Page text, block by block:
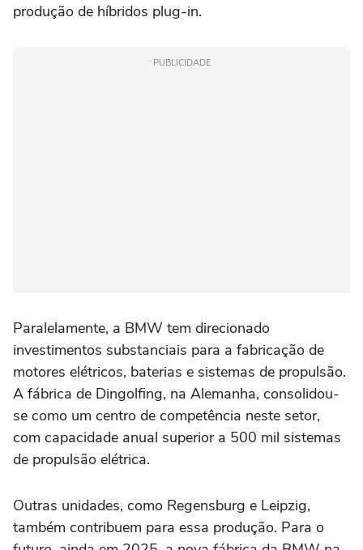
produção de híbridos plug-in.
PUBLICIDADE
Paralelamente, a BMW tem direcionado
investimentos substanciais para a fabricação de
motores elétricos, baterias e sistemas de propulsão.
A fábrica de Dingolfing, na Alemanha, consolidou-
se como um centro de competência neste setor,
com capacidade anual superior a 500 mil sistemas
de propulsão elétrica.
Outras unidades, como Regensburg e Leipzig,
também contribuem para essa produção. Para o